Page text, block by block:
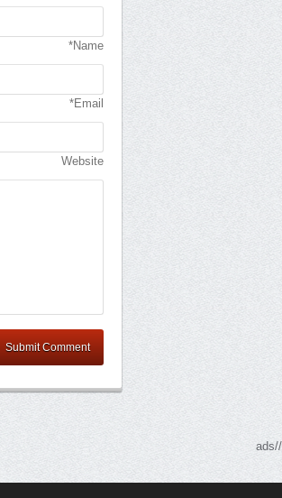
Name*
Email*
Website
Submit Comment
//ads